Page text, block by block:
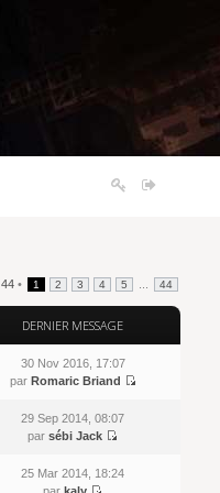
44 • 1 2 3 4 5 44
DERNIER MESSAGE
30 Nov 2016, 17:07
par Romaric Briand
29 Sep 2014, 08:07
par sébi Jack
25 Mar 2014, 18:24
par kaly